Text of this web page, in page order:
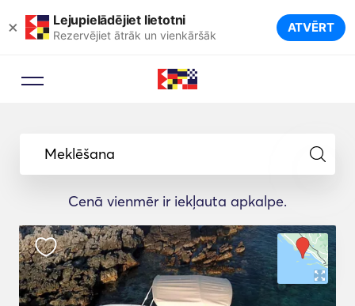
× Lejupielādējiet lietotni
Rezervējiet ātrāk un vienkāršāk ATVĒRT
Meklēšana
Cenā vienmēr ir iekļauta apkalpe.